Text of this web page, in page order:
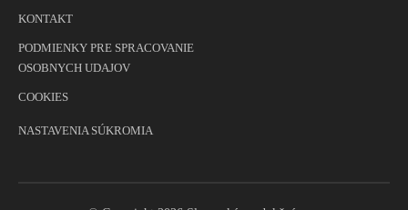
KONTAKT
PODMIENKY PRE SPRACOVANIE
OSOBNYCH UDAJOV
COOKIES
NASTAVENIA SÚKROMIA